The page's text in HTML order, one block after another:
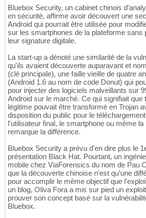
Bluebox Security, un cabinet chinois
en sécurité, affirme avoir découvert une
Android qui pourrait être utilisée pour
sur les smartphones de la plateforme sans
leur signature digitale.
La start-up a dénoté une similarité de la
qu'ils avaient découverte auparavant et
(clé principale), une faille vieille de quatre
(Android 1.6 au nom de code Donut) qui
pour injecter des logiciels malveillants sur
Android sur le marché. Ce qui signifiait que
légitime pouvait être transformé en Trojan
disposition du public pour le
l'utilisateur final, le smartphone ou même la
remarque la différence.
Bluebox Security a prévu d'en dire plus le
présentation Black Hat. Pourtant, un
mobile chez ViaForensics du nom de Pau
que la découverte chinoise n'est qu'une
pour accomplir le même objectif que
un blog, Oliva Fora a mis sur pied un
prouver son concept basé sur la
Bluebox.